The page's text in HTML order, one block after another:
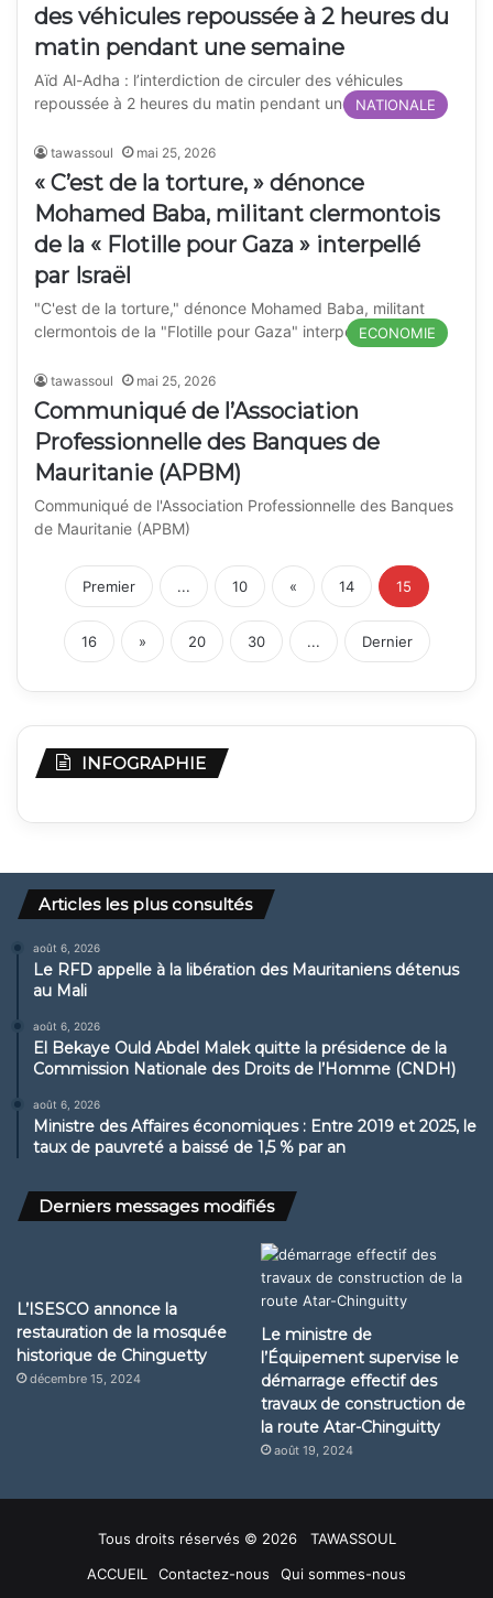
des véhicules repoussée à 2 heures du
matin pendant une semaine
Aïd Al-Adha : l’interdiction de circuler des véhicules
repoussée à 2 heures du matin pendant une semaine
NATIONALE
tawassoul mai 25, 2026
« C’est de la torture, » dénonce
Mohamed Baba, militant clermontois
de la « Flotille pour Gaza » interpellé
par Israël
"C'est de la torture," dénonce Mohamed Baba, militant
clermontois de la "Flotille pour Gaza" interpellé par Israël
ECONOMIE
tawassoul mai 25, 2026
Communiqué de l’Association
Professionnelle des Banques de
Mauritanie (APBM)
Communiqué de l'Association Professionnelle des Banques
de Mauritanie (APBM)
Premier ... 10 « 14 15
16 » 20 30 ... Dernier
INFOGRAPHIE
Articles les plus consultés
août 6, 2026
Le RFD appelle à la libération des Mauritaniens détenus
au Mali
août 6, 2026
El Bekaye Ould Abdel Malek quitte la présidence de la
Commission Nationale des Droits de l’Homme (CNDH)
août 6, 2026
Ministre des Affaires économiques : Entre 2019 et 2025, le
taux de pauvreté a baissé de 1,5 % par an
Derniers messages modifiés
L’ISESCO annonce la
restauration de la mosquée
historique de Chinguetty
décembre 15, 2024
Le ministre de
l’Équipement supervise le
démarrage effectif des
travaux de construction de
la route Atar-Chinguitty
août 19, 2024
Tous droits réservés © 2026 TAWASSOUL
ACCUEIL
Contactez-nous Qui sommes-nous